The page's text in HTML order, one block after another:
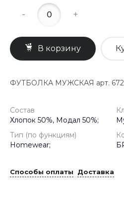
- +
В корзину
ФУТБОЛКА МУЖСКАЯ арт.
Состав
Хлопок 50%, Модал 50%;
Тип (по функциям)
Homewear;
Способы оплаты Доставка